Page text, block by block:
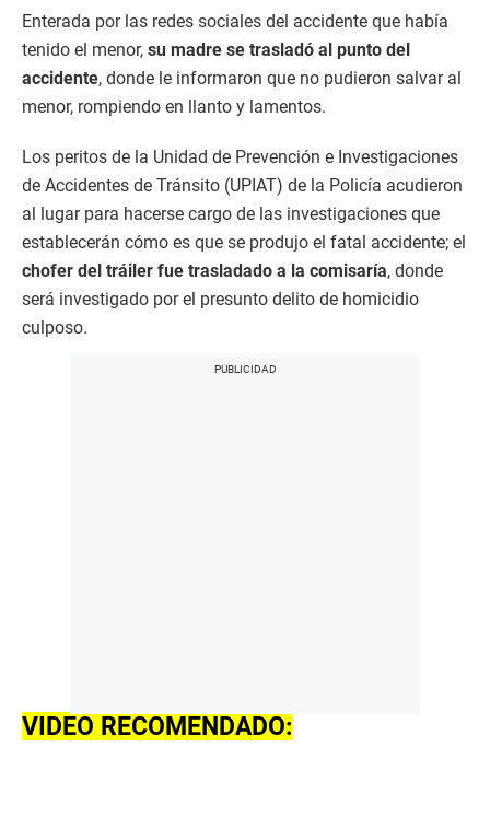
Enterada por las redes sociales del accidente que había
tenido el menor, su madre se trasladó al punto del
accidente, donde le informaron que no pudieron salvar al
menor, rompiendo en llanto y lamentos.
Los peritos de la Unidad de Prevención e Investigaciones
de Accidentes de Tránsito (UPIAT) de la Policía acudieron
al lugar para hacerse cargo de las investigaciones que
establecerán cómo es que se produjo el fatal accidente; el
chofer del tráiler fue trasladado a la comisaría, donde
será investigado por el presunto delito de homicidio
culposo.
VIDEO RECOMENDADO: